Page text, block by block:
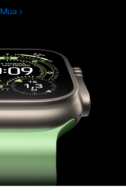
Mua Apple
3